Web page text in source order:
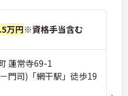
万円※資格手当含む
蓮常寺69-1
門司)「網干駅」徒歩19